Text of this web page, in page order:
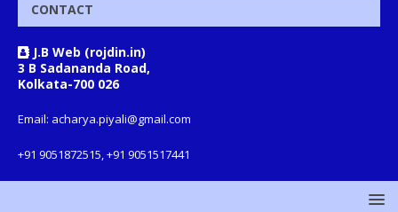
CONTACT
J.B Web (rojdin.in)
3 B Sadananda Road,
Kolkata-700 026
Email: acharya.piyali@gmail.com
+91 9051872515, +91 9051517441